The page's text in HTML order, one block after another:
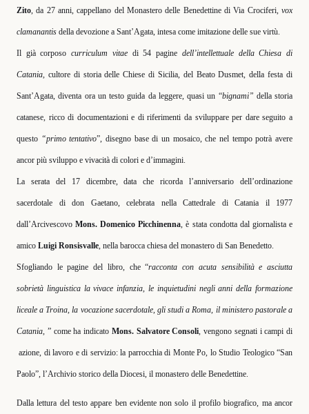
Zito, da 27 anni, cappellano del Monastero delle Benedettine di Via Crociferi, vox
clamanantis della devozione a Sant’Agata, intesa come imitazione delle sue virtù.
Il già corposocurriculum vitaedi 54 pagine dell’intellettuale della Chiesa di
Catania, cultore di storia delle Chiese di Sicilia, del Beato Dusmet, della festa di
Sant’Agata, diventa ora un testo guida da leggere, quasi un “bignami” della storia
catanese, ricco di documentazioni e di riferimenti da sviluppare per dare seguito a
questo “primo tentativo”, disegno base di un mosaico, che nel tempo potrà avere
ancor più sviluppo e vivacità di colori e d’immagini.
La serata del 17 dicembre, data che ricorda l’anniversario dell’ordinazione
sacerdotale di don Gaetano, celebrata nella Cattedrale di Catania il 1977
dall’ArcivescovoMons. Domenico Picchinenna, è stata condotta dal giornalista e
amico Luigi Ronsisvalle, nella barocca chiesa del monastero di San Benedetto.
Sfogliando le pagine del libro, che “racconta con acuta sensibilità e asciutta
sobrietà linguistica la vivace infanzia, le inquietudini negli anni della formazione
liceale a Troina, la vocazione sacerdotale, gli studi a Roma, il ministero pastorale a
Catania, ” come ha indicato Mons. Salvatore Consoli, vengono segnati i campi di
azione, di lavoro e di servizio: la parrocchia di Monte Po, lo Studio Teologico “San
Paolo”, l’Archivio storico della Diocesi, il monastero delle Benedettine.
Dalla lettura del testo appare ben evidente non solo il profilo biografico, ma ancor